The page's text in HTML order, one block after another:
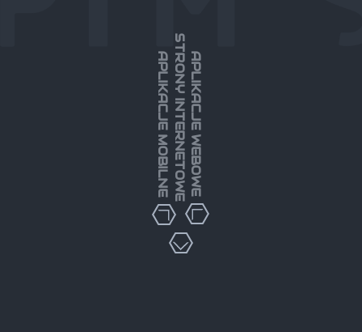
APLIKACJE MOBILNESTRONY INTERNETOWEAPLIKACJE WEBOWE